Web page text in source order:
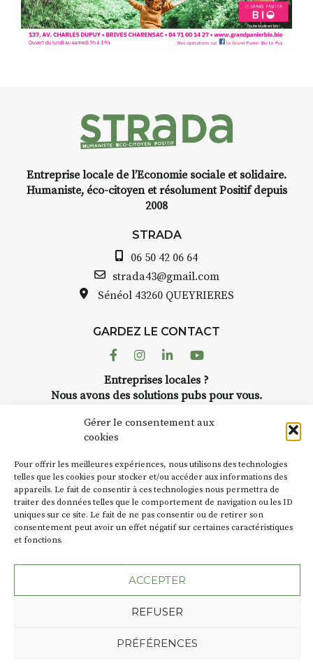
Gérer le consentement aux
cookies
Pour offrir les meilleures expériences, nous utilisons des technologies
telles que les cookies pour stocker et/ou accéder aux informations des
appareils. Le fait de consentir à ces technologies nous permettra de
traiter des données telles que le comportement de navigation ou les ID
uniques sur ce site. Le fait de ne pas consentir ou de retirer son
consentement peut avoir un effet négatif sur certaines caractéristiques
et fonctions.
ACCEPTER
REFUSER
PRÉFÉRENCES
Entreprise locale de l’Economie sociale et solidaire.
Humaniste, éco-citoyen et résolument Positif depuis
2008
STRADA
06 50 42 06 64
strada43@gmail.com
Sénéol 43260 QUEYRIERES
GARDEZ LE CONTACT
FacebookInstagram
LinkedinYoutube
Entreprises locales ?
Nous avons des solutions pubs pour vous.
NEWSLETTER
Suivez toute l'actu de Strada
Plan du site
Mentions légales
Une création de l'Agence Oktopod